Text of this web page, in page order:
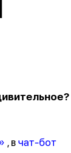
, в чат-бот